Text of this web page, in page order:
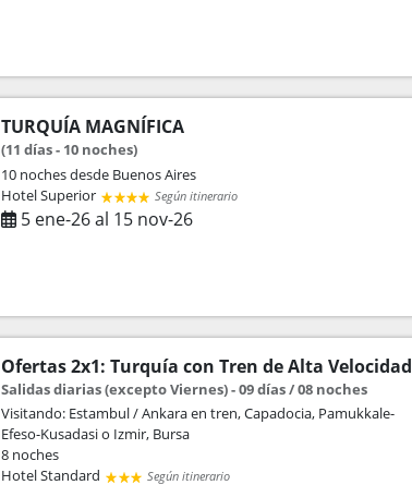
TURQUÍA MAGNÍFICA
(11 días - 10 noches)
10 nochesdesde Buenos Aires
Hotel Superior
Según itinerario
5 ene-26 al 15 nov-26
Ofertas 2x1: Turquía con Tren de Alta Velocidad
Salidas diarias (excepto Viernes) - 09 días / 08 noches
Visitando: Estambul / Ankara en tren, Capadocia, Pamukkale-
Efeso-Kusadasi o Izmir, Bursa
8 noches
Hotel Standard
Según itinerario